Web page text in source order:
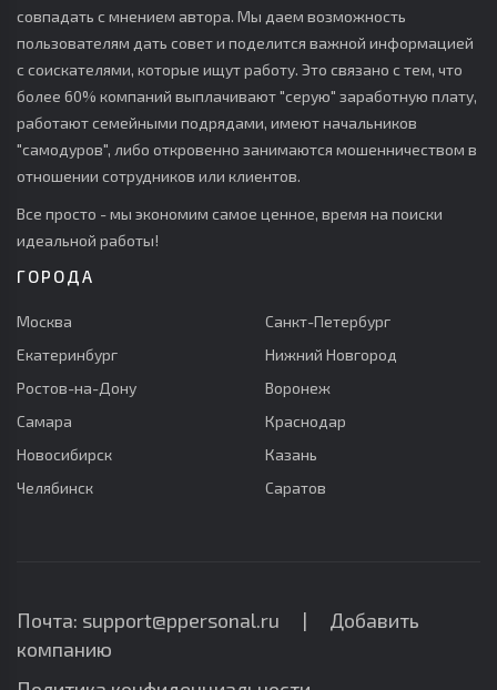
совпадать с мнением автора. Мы даем возможность
пользователям дать совет и поделится важной информацией
с соискателями, которые ищут работу. Это связано с тем, что
более 60% компаний выплачивают "серую" заработную плату,
работают семейными подрядами, имеют начальников
"самодуров", либо откровенно занимаются мошенничеством в
отношении сотрудников или клиентов.
Все просто - мы экономим самое ценное, время на поиски
идеальной работы!
ГОРОДА
Москва
Санкт-Петербург
Екатеринбург
Нижний Новгород
Ростов-на-Дону
Воронеж
Самара
Краснодар
Новосибирск
Казань
Челябинск
Саратов
Почта: support@ppersonal.ru | Добавить
компанию